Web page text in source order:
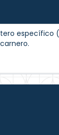
específico